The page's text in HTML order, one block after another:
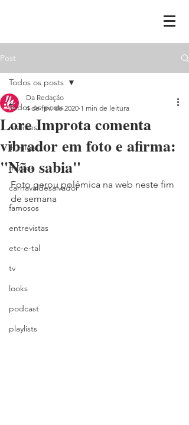
Post
Todos os posts
realities
ih,miga
música
carnavaldesalvador
famosos
entrevistas
etc-e-tal
tv
looks
podcast
playlists
Todos os posts
Lore Improta comenta
vibrador em foto e afirma:
"Não sabia"
Da Redação
4 de fev. de 2020 1 min de leitura
Foto gerou polêmica na web neste fim
de semana